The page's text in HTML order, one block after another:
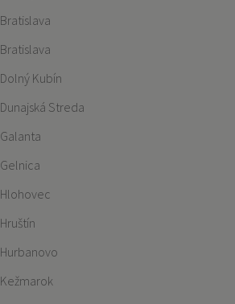
Bratislava
Bratislava
Dolný Kubín
Dunajská Streda
Galanta
Gelnica
Hlohovec
Hruštín
Hurbanovo
Kežmarok